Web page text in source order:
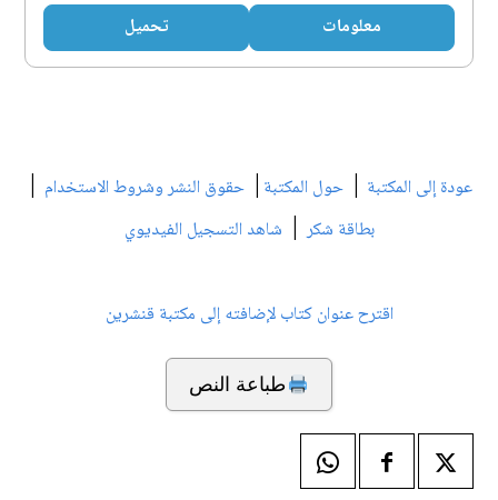
معلومات تحميل
عودة إلى المكتبة | حول المكتبة | حقوق النشر وشروط الاستخدام |
بطاقة شكر| شاهد التسجيل الفيديوي
اقترح عنوان كتاب لإضافته إلى مكتبة قنشرين
طباعة النص